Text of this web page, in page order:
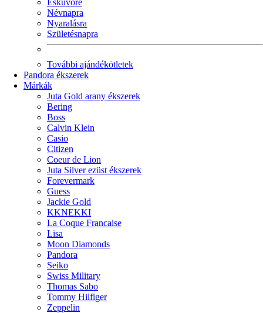
Esküvőre
Névnapra
Nyaralásra
Születésnapra
További ajándékötletek
Pandora ékszerek
Márkák
Juta Gold arany ékszerek
Bering
Boss
Calvin Klein
Casio
Citizen
Coeur de Lion
Juta Silver ezüst ékszerek
Forevermark
Guess
Jackie Gold
KKNEKKI
La Coque Francaise
Lisa
Moon Diamonds
Pandora
Seiko
Swiss Military
Thomas Sabo
Tommy Hilfiger
Zeppelin